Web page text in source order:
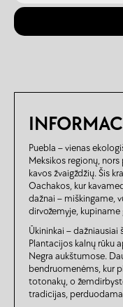
Puebla – vienas
Meksikos regionų,
kavos žvaigždžių. Šis
Oachakos, kur
dažnai – miškingame,
dirvožemyje, kupiname
Ūkininkai – dažniausiai
Plantacijos kalnų rūku
Negra aukštumose.
bendruomenėms, kur
totonakų, o
tradicijas,